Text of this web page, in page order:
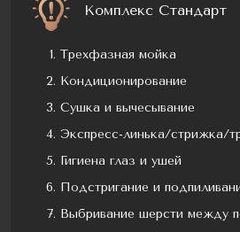
Комплекс Стандарт
Трехфазная мойка
Кондиционирование
Сушка и вычесывание
Экспресс-линька/стрижка/
Гигиена глаз и ушей
Подстригание и
Выбривание шерсти между